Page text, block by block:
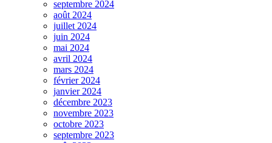
septembre 2024
août 2024
juillet 2024
juin 2024
mai 2024
avril 2024
mars 2024
février 2024
janvier 2024
décembre 2023
novembre 2023
octobre 2023
septembre 2023